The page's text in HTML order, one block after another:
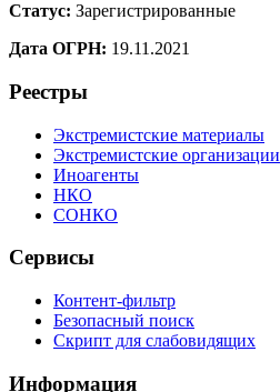
Статус: Зарегистрированные
Дата ОГРН: 19.11.2021
Реестры
Экстремистские материалы
Экстремистские организации
Иноагенты
НКО
СОНКО
Сервисы
Контент-фильтр
Безопасный поиск
Скрипт для слабовидящих
Информация